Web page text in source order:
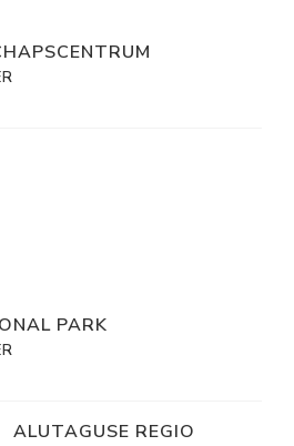
PARK
ALUTAGUSE REGIO